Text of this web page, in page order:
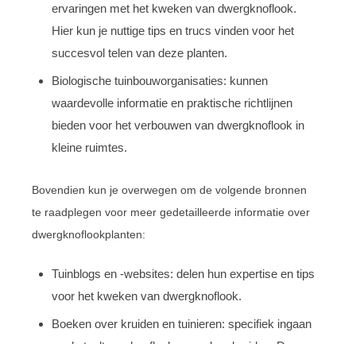
ervaringen met het kweken van dwergknoflook.
Hier kun je nuttige tips en trucs vinden voor het
succesvol telen van deze planten.
Biologische tuinbouworganisaties: kunnen
waardevolle informatie en praktische richtlijnen
bieden voor het verbouwen van dwergknoflook in
kleine ruimtes.
Bovendien kun je overwegen om de volgende bronnen
te raadplegen voor meer gedetailleerde informatie over
dwergknoflookplanten:
Tuinblogs en -websites: delen hun expertise en tips
voor het kweken van dwergknoflook.
Boeken over kruiden en tuinieren: specifiek ingaan